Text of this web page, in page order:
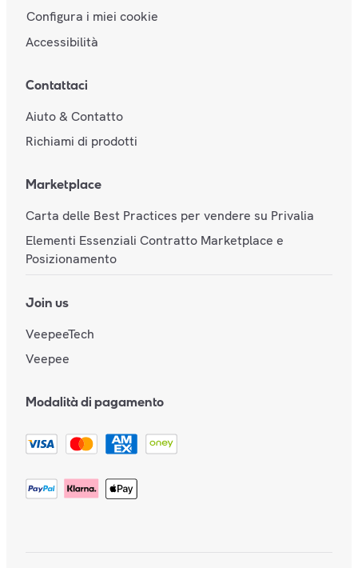
Configura i miei cookie
Accessibilità
Contattaci
Aiuto & Contatto
Richiami di prodotti
Marketplace
Carta delle Best Practices per vendere su Privalia
Elementi Essenziali Contratto Marketplace e
Posizionamento
Join us
VeepeeTech
Veepee
Modalità di pagamento